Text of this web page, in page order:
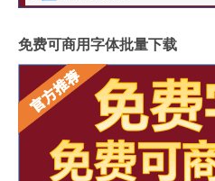
免费可商用字体批量下载